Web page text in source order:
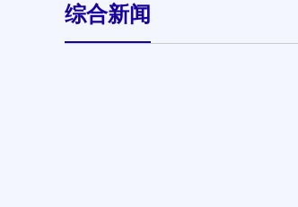
综合新闻